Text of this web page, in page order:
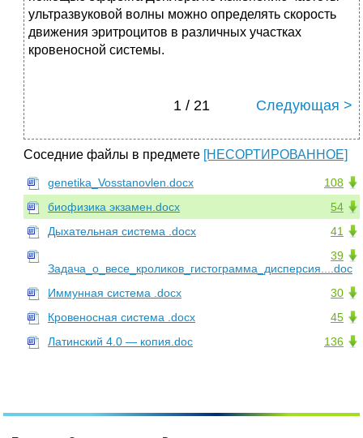
ультразвуковой волны можно определять скорость
движения эритроцитов в различных участках
кровеносной системы.
1 / 21 Следующая >
Соседние файлы в предмете [НЕСОРТИРОВАННОЕ]
108
genetika_Vosstanovlen.docx
54
биофизика экзамен.docx
41
Дыхательная система .docx
39
Задача_о_весе_кроликов_гистограмма_дисперсия....doc
30
Иммунная система .docx
45
Кровеносная система .docx
136
Латинский 4.0 — копия.doc